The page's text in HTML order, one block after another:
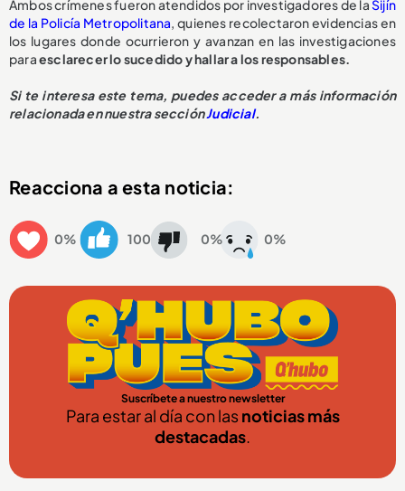
Ambos crímenes fueron atendidos por investigadores de laSijín
de la Policía Metropolitana , quienes recolectaron evidencias en
los lugares donde ocurrieron y avanzan en las investigaciones
paraesclarecer lo sucedido y hallar a los responsables.
Si te interesa este tema, puedes acceder a más información
relacionada en nuestra sección Judicial.
Reacciona a esta noticia:
0% 100 0% 0%
Suscríbete a nuestro newsletter
Para estar al día con lasnoticias más
destacadas